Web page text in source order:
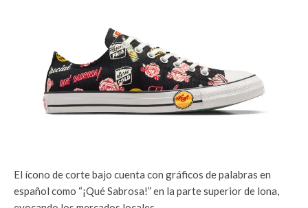
El ícono de corte bajo cuenta con gráficos de palabras en
español como “¡Qué Sabrosa!” en la parte superior de lona,